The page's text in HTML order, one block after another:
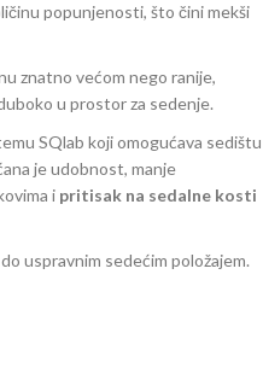
popunjenosti, što čini mekši
znatno većom nego ranije,
u prostor za sedenje.
SQlab koji omogućava sedištu
je udobnost, manje
i pritisak na sedalne kosti
uspravnim sedećim položajem.